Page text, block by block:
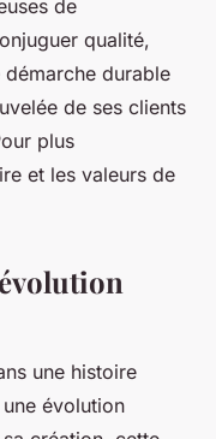
de
qualité,
durable
de ses clients
plus
et les valeurs de
une histoire
évolution